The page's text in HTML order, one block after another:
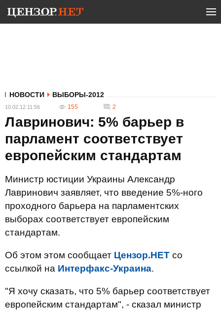
НОВОСТИ ВЫБОРЫ-2012
10.02.12 11:56 155 2
Лавринович: 5% барьер в
парламент соответствует
европейским стандартам
Министр юстиции Украины Александр
Лавринович заявляет, что введение 5%-ного
проходного барьера на парламентских
выборах соответствует европейским
стандартам.
Об этом этом сообщает Цензор.НЕТ со
ссылкой на Интерфакс-Украина.
"Я хочу сказать, что 5% барьер соответствует
европейским стандартам", - сказал министр